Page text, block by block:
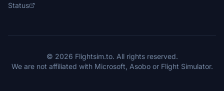
Status
© 2026 Flightsim.to. All rights reserved.
We are not affiliated with Microsoft, Asobo or Flight Simulator.